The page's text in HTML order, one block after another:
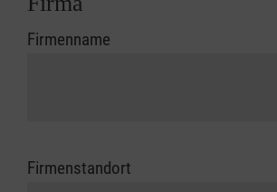
Firmenname
Firmenstandort